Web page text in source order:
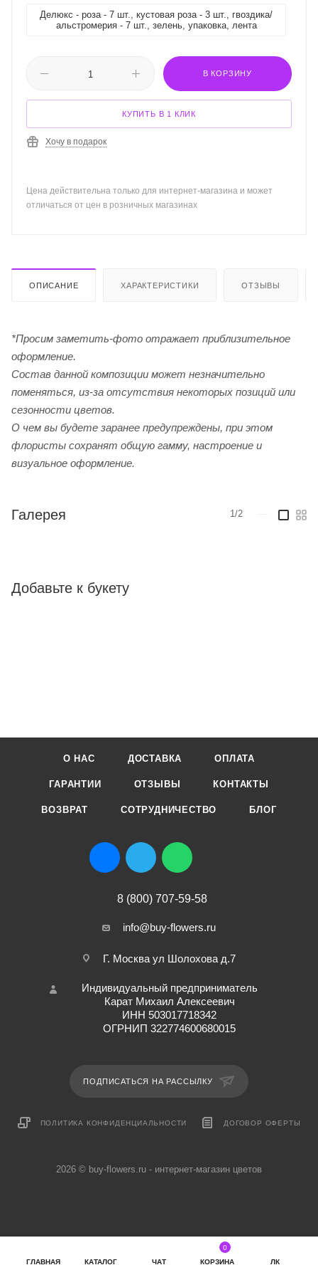
Делюкс - роза - 7 шт., кустовая роза - 3 шт., гвоздика/
альстромерия - 7 шт., зелень, упаковка, лента
В КОРЗИНУ
КУПИТЬ В 1 КЛИК
Хочу в подарок
Цена действительна только для интернет-магазина и может
отличаться от цен в розничных магазинах
ОПИСАНИЕ ХАРАКТЕРИСТИКИ ОТЗЫВЫ
*Просим заметить-фото отражает приблизительное
оформление.
Cостав данной композиции может незначительно
поменяться, из-за отсутствия некоторых позиций или
сезонности цветов.
О чем вы будете заранее предупреждены, при этом
флористы сохранят общую гамму, настроение и
визуальное оформление.
Галерея 1/2
Добавьте к букету
О НАС ДОСТАВКА ОПЛАТА
ГАРАНТИИ ОТЗЫВЫ КОНТАКТЫ
ВОЗВРАТ СОТРУДНИЧЕСТВО БЛОГ
8 (800) 707-59-58
info@buy-flowers.ru
Г. Москва ул Шолохова д.7
Индивидуальный предприниматель
Карат Михаил Алексеевич
ИНН 503017718342
ОГРНИП 322774600680015
ПОДПИСАТЬСЯ НА РАССЫЛКУ
ПОЛИТИКА КОНФИДЕНЦИАЛЬНОСТИ ДОГОВОР ОФЕРТЫ
2026 © buy-flowers.ru - интернет-магазин цветов
ГЛАВНАЯ КАТАЛОГ ЧАТ КОРЗИНА
0
ЛК